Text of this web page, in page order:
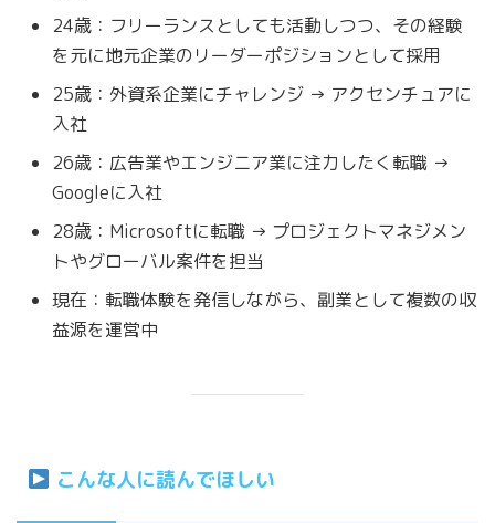
24歳：フリーランスとしても活動しつつ、その経験
を元に地元企業のリーダーポジションとして採用
25歳：外資系企業にチャレンジ → アクセンチュアに
入社
26歳：広告業やエンジニア業に注力したく転職 →
Googleに入社
28歳：Microsoftに転職 → プロジェクトマネジメン
トやグローバル案件を担当
現在：転職体験を発信しながら、副業として複数の収
益源を運営中
こんな人に読んでほしい